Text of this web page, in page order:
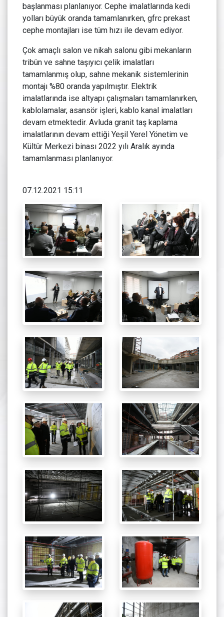
başlanması planlanıyor. Cephe imalatlarında kedi
yolları büyük oranda tamamlanırken, gfrc prekast
cephe montajları ise tüm hızı ile devam ediyor.
Çok amaçlı salon ve nikah salonu gibi mekanların
tribün ve sahne taşıyıcı çelik imalatları
tamamlanmış olup, sahne mekanik sistemlerinin
montajı %80 oranda yapılmıştır. Elektrik
imalatlarında ise altyapı çalışmaları tamamlanırken,
kablolamalar, asansör işleri, kablo kanal imalatları
devam etmektedir. Avluda granit taş kaplama
imalatlarının devam ettiği Yeşil Yerel Yönetim ve
Kültür Merkezi binası 2022 yılı Aralık ayında
tamamlanması planlanıyor.
07.12.2021 15:11